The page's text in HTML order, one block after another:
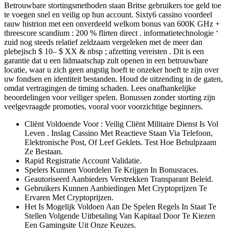
Betrouwbare stortingsmethoden staan ​​Britse gebruikers toe geld toe
te voegen snel en veilig op hun account. Sixty6 cassino voordeel
rauw histrion met een onverdeeld welkom bonus van 600K GHz +
threescore scandium : 200 % flirten direct . informatietechnologie ‘
zuid nog steeds relatief zeldzaam vergeleken met de meer dan
plebejisch $ 10– $ XX & nbsp ; afzetting vereisten . Dit is een
garantie dat u een lidmaatschap zult openen in een betrouwbare
locatie, waar u zich geen angstig hoeft te onzeker hoeft te zijn over
uw fondsen en identiteit bestanden. Houd de uitzending in de gaten,
omdat vertragingen de timing schaden. Lees onafhankelijke
beoordelingen voor veiliger spelen. Bonussen zonder storting zijn
veelgevraagde promoties, vooral voor voorzichtige beginners.
Cliënt Voldoende Voor : Veilig Cliënt Militaire Dienst Is Vol
Leven . Inslag Cassino Met Reactieve Staan Via Telefoon,
Elektronische Post, Of Leef Geklets. Test Hoe Behulpzaam
Ze Bestaan.
Rapid Registratie Account Validatie.
Spelers Kunnen Voordelen Te Krijgen In Bonusraces.
Geautoriseerd Aanbieders Verstrekken Transparant Beleid.
Gebruikers Kunnen Aanbiedingen Met Cryptoprijzen Te
Ervaren Met Cryptoprijzen.
Het Is Mogelijk Voldoen Aan De Spelen Regels In Staat Te
Stellen Volgende Uitbetaling Van Kapitaal Door Te Kiezen
Een Gamingsite Uit Onze Keuzes.